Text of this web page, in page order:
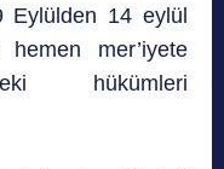
Eylülden 14 eylül
mer’iyete
hükümleri